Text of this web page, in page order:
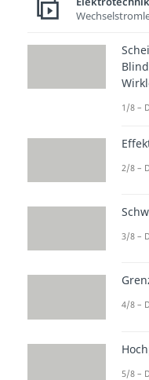
1/8 –
2/8 –
3/8 –
4/8 –
5/8 –